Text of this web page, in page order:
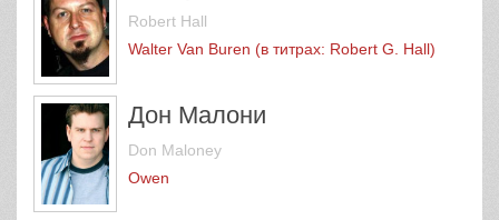
Robert Hall
Walter Van Buren (в титрах: Robert G. Hall)
Дон Малони
Don Maloney
Owen